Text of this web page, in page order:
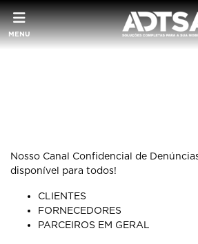
MENU
Nosso Canal Confidencial de
disponível para todos!
CLIENTES
FORNECEDORES
PARCEIROS EM GERAL